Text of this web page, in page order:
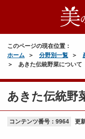
このページの現在位置：
ホーム
分野別一覧
あきた伝統野菜について
あきた伝統野
コンテンツ番号：9964 更